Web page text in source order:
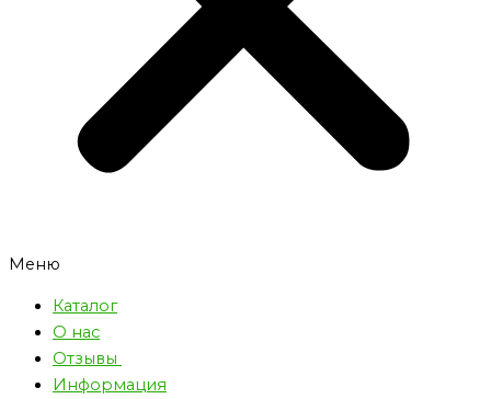
Меню
Каталог
О нас
Отзывы
Информация